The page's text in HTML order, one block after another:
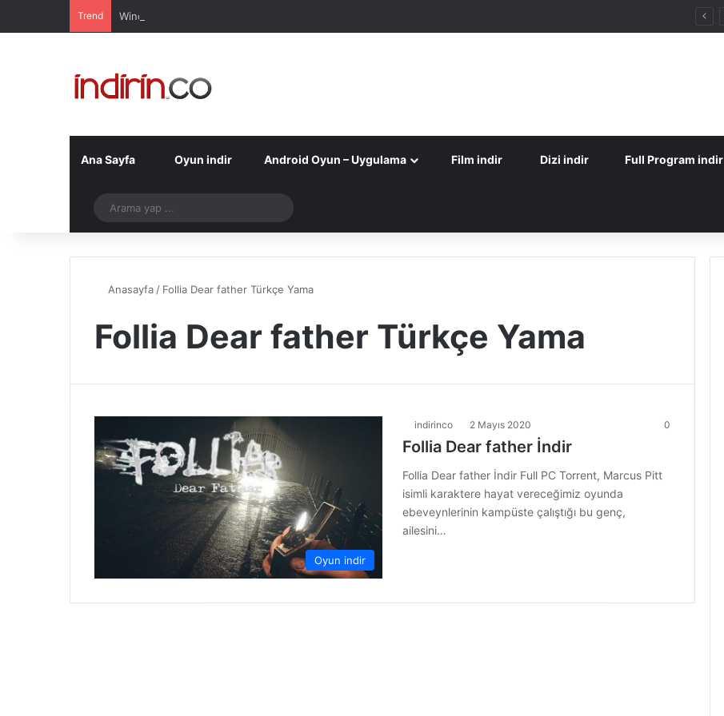
Trend Windows 10 Pro indir – Türkçe – Güncel 2025
Ana Sayfa Oyun indir Android Oyun – Uygulama Film indir Dizi indir Full Program indir
Telegram
yap
Anasayfa / Follia Dear father Türkçe Yama
Follia Dear father Türkçe Yama
Oyun indir
indirinco 2 Mayıs 2020 0
Follia Dear father İndir
Follia Dear father İndir Full PC Torrent, Marcus Pitt
isimli karaktere hayat vereceğimiz oyunda
ebeveynlerinin kampüste çalıştığı bu genç,
ailesini…